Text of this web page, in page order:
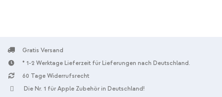
10 % Rabatt
Kostenloser
Gratis Versand
* 1-2 Werktage Lieferzeit für Lieferungen nach Deutschland.
60 Tage Widerrufsrecht
Die Nr. 1 für Apple Zubehör in Deutschland!